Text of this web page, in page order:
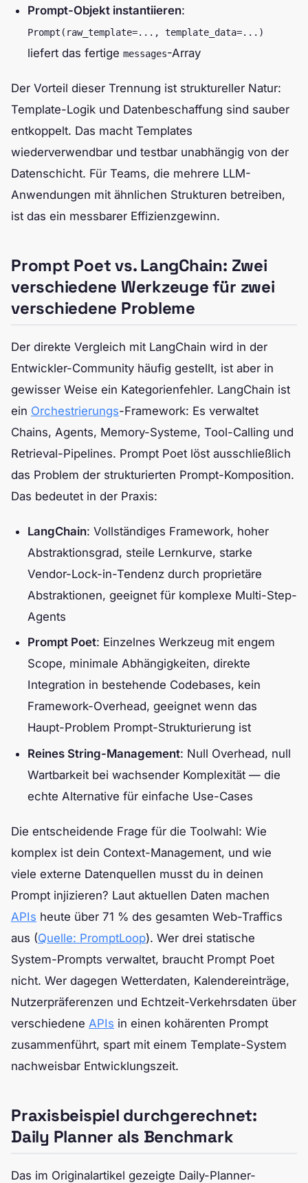
Prompt-Objekt instantiieren:
Prompt(raw_template=..., template_data=...)
liefert das fertige messages-Array
Der Vorteil dieser Trennung ist struktureller Natur:
Template-Logik und Datenbeschaffung sind sauber
entkoppelt. Das macht Templates
wiederverwendbar und testbar unabhängig von der
Datenschicht. Für Teams, die mehrere LLM-
Anwendungen mit ähnlichen Strukturen betreiben,
ist das ein messbarer Effizienzgewinn.
Prompt Poet vs. LangChain: Zwei
verschiedene Werkzeuge für zwei
verschiedene Probleme
Der direkte Vergleich mit LangChain wird in der
Entwickler-Community häufig gestellt, ist aber in
gewisser Weise ein Kategorienfehler. LangChain ist
ein Orchestrierungs-Framework: Es verwaltet
Chains, Agents, Memory-Systeme, Tool-Calling und
Retrieval-Pipelines. Prompt Poet löst ausschließlich
das Problem der strukturierten Prompt-Komposition.
Das bedeutet in der Praxis:
LangChain: Vollständiges Framework, hoher
Abstraktionsgrad, steile Lernkurve, starke
Vendor-Lock-in-Tendenz durch proprietäre
Abstraktionen, geeignet für komplexe Multi-Step-
Agents
Prompt Poet: Einzelnes Werkzeug mit engem
Scope, minimale Abhängigkeiten, direkte
Integration in bestehende Codebases, kein
Framework-Overhead, geeignet wenn das
Haupt-Problem Prompt-Strukturierung ist
Reines String-Management: Null Overhead, null
Wartbarkeit bei wachsender Komplexität — die
echte Alternative für einfache Use-Cases
Die entscheidende Frage für die Toolwahl: Wie
komplex ist dein Context-Management, und wie
viele externe Datenquellen musst du in deinen
Prompt injizieren? Laut aktuellen Daten machen
APIs heute über 71 % des gesamten Web-Traffics
aus (Quelle: PromptLoop). Wer drei statische
System-Prompts verwaltet, braucht Prompt Poet
nicht. Wer dagegen Wetterdaten, Kalendereinträge,
Nutzerpräferenzen und Echtzeit-Verkehrsdaten über
verschiedene APIs in einen kohärenten Prompt
zusammenführt, spart mit einem Template-System
nachweisbar Entwicklungszeit.
Praxisbeispiel durchgerechnet:
Daily Planner als Benchmark
Das im Originalartikel gezeigte Daily-Planner-